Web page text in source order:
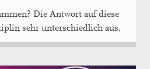
Die Antwort auf diese
sehr unterschiedlich aus.